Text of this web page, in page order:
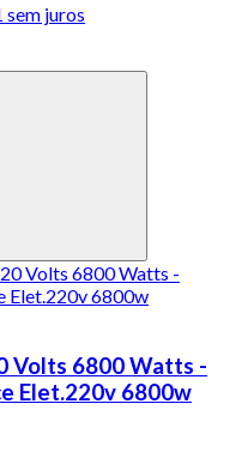
sem juros
Volts 6800 Watts -
Elet.220v 6800w